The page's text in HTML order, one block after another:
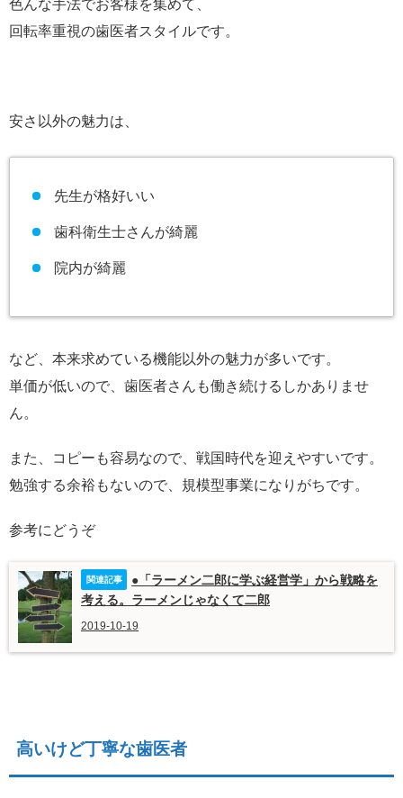
色んな手法でお客様を集めて、
回転率重視の歯医者スタイルです。
安さ以外の魅力は、
先生が格好いい
歯科衛生士さんが綺麗
院内が綺麗
など、本来求めている機能以外の魅力が多いです。
単価が低いので、歯医者さんも働き続けるしかありませ
ん。
また、コピーも容易なので、戦国時代を迎えやすいです。
勉強する余裕もないので、規模型事業になりがちです。
参考にどうぞ
●「ラーメン二郎に学ぶ経営学」から戦略を
考える。ラーメンじゃなくて二郎
2019-10-19
高いけど丁寧な歯医者